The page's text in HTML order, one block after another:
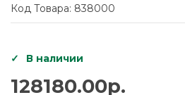
Код Товара: 838000
В наличии
128180.00р.